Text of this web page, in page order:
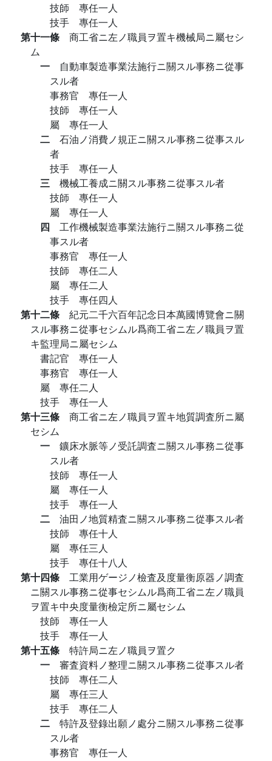
技師 專任一人
技手 專任一人
第十一條 商工省ニ左ノ職員ヲ置キ機械局ニ屬セシ
ム
一 自動車製造事業法施行ニ關スル事務ニ從事
スル者
事務官 專任一人
技師 專任一人
屬 專任一人
二 石油ノ消費ノ規正ニ關スル事務ニ從事スル
者
技手 專任一人
三 機械工養成ニ關スル事務ニ從事スル者
技師 專任一人
屬 專任一人
四 工作機械製造事業法施行ニ關スル事務ニ從
事スル者
事務官 專任一人
技師 專任二人
屬 專任二人
技手 專任四人
第十二條 紀元二千六百年記念日本萬國博覽會ニ關
スル事務ニ從事セシムル爲商工省ニ左ノ職員ヲ置
キ監理局ニ屬セシム
書記官 專任一人
事務官 專任一人
屬 專任二人
技手 專任一人
第十三條 商工省ニ左ノ職員ヲ置キ地質調査所ニ屬
セシム
一 鑛床水脈等ノ受託調査ニ關スル事務ニ從事
スル者
技師 專任一人
屬 專任一人
技手 專任一人
二 油田ノ地質精査ニ關スル事務ニ從事スル者
技師 專任十人
屬 專任三人
技手 專任十八人
第十四條 工業用ゲージノ檢査及度量衡原器ノ調査
ニ關スル事務ニ從事セシムル爲商工省ニ左ノ職員
ヲ置キ中央度量衡檢定所ニ屬セシム
技師 專任一人
技手 專任一人
第十五條 特許局ニ左ノ職員ヲ置ク
一 審査資料ノ整理ニ關スル事務ニ從事スル者
技師 專任二人
屬 專任三人
技手 專任二人
二 特許及登錄出願ノ處分ニ關スル事務ニ從事
スル者
事務官 專任一人